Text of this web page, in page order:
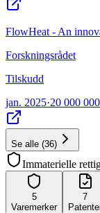
FlowHeat - An
Forskningsrådet
Tilskudd
jan. 2025·20 000
Se alle (36)
Immaterielle
5
Varemerker
7